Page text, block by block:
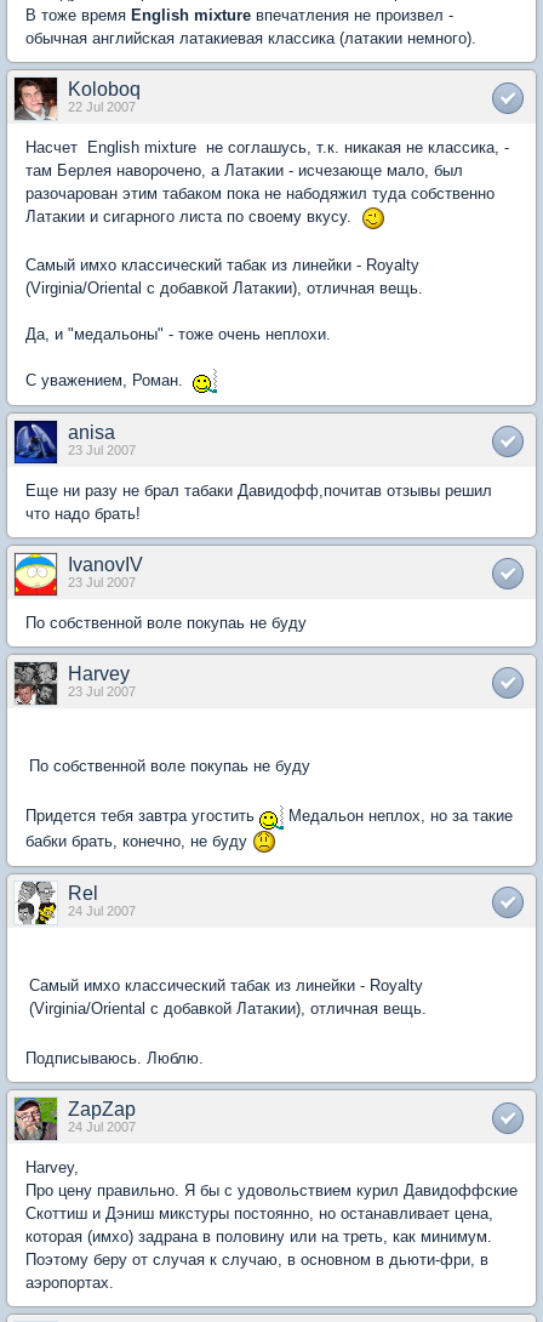
В тоже время English mixture впечатления не произвел -
обычная английская латакиевая классика (латакии немного).
Koloboq
22 Jul 2007
Насчет English mixture не соглашусь, т.к. никакая не классика, -
там Берлея наворочено, а Латакии - исчезающе мало, был
разочарован этим табаком пока не набодяжил туда собственно
Латакии и сигарного листа по своему вкусу.
Самый имхо классический табак из линейки - Royalty
(Virginia/Oriental с добавкой Латакии), отличная вещь.
Да, и "медальоны" - тоже очень неплохи.
С уважением, Роман.
anisa
23 Jul 2007
Еще ни разу не брал табаки Давидофф,почитав отзывы решил
что надо брать!
IvanovIV
23 Jul 2007
По собственной воле покупаь не буду
Harvey
23 Jul 2007
По собственной воле покупаь не буду
Придется тебя завтра угостить
Медальон неплох, но за такие
бабки брать, конечно, не буду
Rel
24 Jul 2007
Самый имхо классический табак из линейки - Royalty
(Virginia/Oriental с добавкой Латакии), отличная вещь.
Подписываюсь. Люблю.
ZapZap
24 Jul 2007
Harvey,
Про цену правильно. Я бы с удовольствием курил Давидоффские
Скоттиш и Дэниш микстуры постоянно, но останавливает цена,
которая (имхо) задрана в половину или на треть, как минимум.
Поэтому беру от случая к случаю, в основном в дьюти-фри, в
аэропортах.